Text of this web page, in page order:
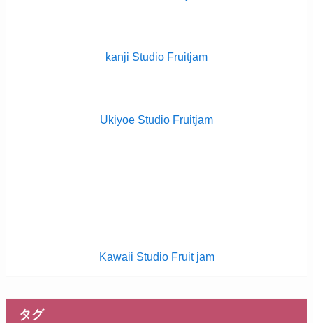
kanji Studio Fruitjam
Ukiyoe Studio Fruitjam
Kawaii Studio Fruit jam
タグ